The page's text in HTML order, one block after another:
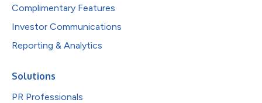
Complimentary Features
Investor Communications
Reporting & Analytics
Solutions
PR Professionals